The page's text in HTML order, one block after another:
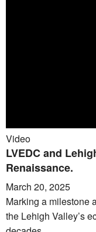
Video
LVEDC and
Renaissance.
March 20, 2025
Marking a milestone
the Lehigh Valley’s